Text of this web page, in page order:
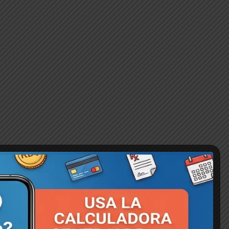
Atención Corporativa 💬